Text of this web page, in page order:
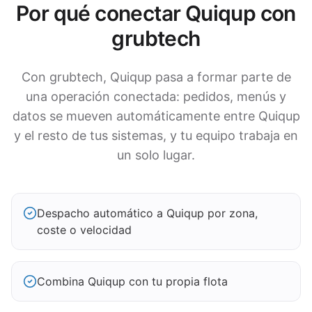
Por qué conectar Quiqup con
grubtech
Con grubtech, Quiqup pasa a formar parte de
una operación conectada: pedidos, menús y
datos se mueven automáticamente entre Quiqup
y el resto de tus sistemas, y tu equipo trabaja en
un solo lugar.
Despacho automático a Quiqup por zona,
coste o velocidad
Combina Quiqup con tu propia flota